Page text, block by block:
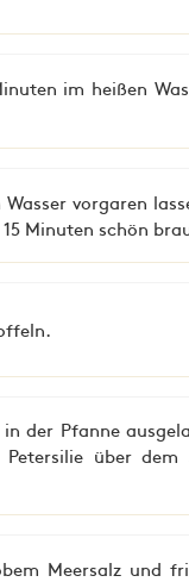
im heißen
vorgaren
Minuten schön
der Pfanne
über dem
Meersalz und